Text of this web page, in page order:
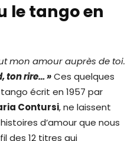
le tango en
mon amour auprès de toi.
ton rire… »Ces quelques
tango écrit en 1957 par
Contursi, ne laissent
d’amour que nous
des 12 titres qui